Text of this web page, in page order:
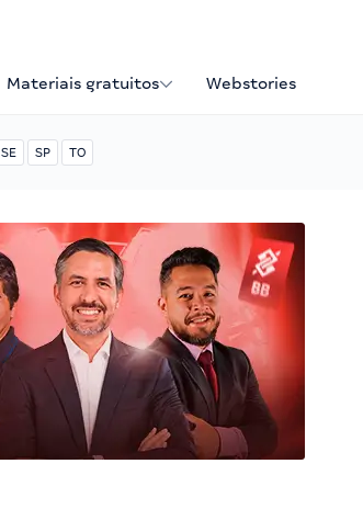
Materiais gratuitos Webstories
SE SP TO